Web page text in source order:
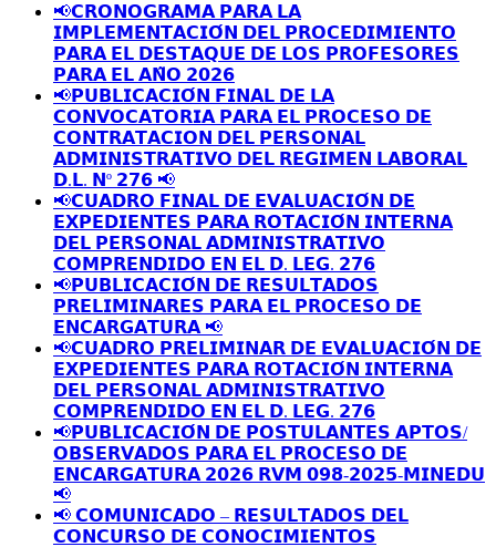
📢𝗖𝗥𝗢𝗡𝗢𝗚𝗥𝗔𝗠𝗔 𝗣𝗔𝗥𝗔 𝗟𝗔
𝗜𝗠𝗣𝗟𝗘𝗠𝗘𝗡𝗧𝗔𝗖𝗜𝗢́𝗡 𝗗𝗘𝗟 𝗣𝗥𝗢𝗖𝗘𝗗𝗜𝗠𝗜𝗘𝗡𝗧𝗢
𝗣𝗔𝗥𝗔 𝗘𝗟 𝗗𝗘𝗦𝗧𝗔𝗤𝗨𝗘 𝗗𝗘 𝗟𝗢𝗦 𝗣𝗥𝗢𝗙𝗘𝗦𝗢𝗥𝗘𝗦
𝗣𝗔𝗥𝗔 𝗘𝗟 𝗔𝗡̃𝗢 𝟮𝟬𝟮𝟲
📢𝗣𝗨𝗕𝗟𝗜𝗖𝗔𝗖𝗜𝗢́𝗡 𝗙𝗜𝗡𝗔𝗟 𝗗𝗘 𝗟𝗔
𝗖𝗢𝗡𝗩𝗢𝗖𝗔𝗧𝗢𝗥𝗜𝗔 𝗣𝗔𝗥𝗔 𝗘𝗟 𝗣𝗥𝗢𝗖𝗘𝗦𝗢 𝗗𝗘
𝗖𝗢𝗡𝗧𝗥𝗔𝗧𝗔𝗖𝗜𝗢𝗡 𝗗𝗘𝗟 𝗣𝗘𝗥𝗦𝗢𝗡𝗔𝗟
𝗔𝗗𝗠𝗜𝗡𝗜𝗦𝗧𝗥𝗔𝗧𝗜𝗩𝗢 𝗗𝗘𝗟 𝗥𝗘𝗚𝗜𝗠𝗘𝗡 𝗟𝗔𝗕𝗢𝗥𝗔𝗟
𝗗.𝗟. 𝗡º 𝟮𝟳𝟲 📢
📢𝗖𝗨𝗔𝗗𝗥𝗢 𝗙𝗜𝗡𝗔𝗟 𝗗𝗘 𝗘𝗩𝗔𝗟𝗨𝗔𝗖𝗜𝗢́𝗡 𝗗𝗘
𝗘𝗫𝗣𝗘𝗗𝗜𝗘𝗡𝗧𝗘𝗦 𝗣𝗔𝗥𝗔 𝗥𝗢𝗧𝗔𝗖𝗜𝗢́𝗡 𝗜𝗡𝗧𝗘𝗥𝗡𝗔
𝗗𝗘𝗟 𝗣𝗘𝗥𝗦𝗢𝗡𝗔𝗟 𝗔𝗗𝗠𝗜𝗡𝗜𝗦𝗧𝗥𝗔𝗧𝗜𝗩𝗢
𝗖𝗢𝗠𝗣𝗥𝗘𝗡𝗗𝗜𝗗𝗢 𝗘𝗡 𝗘𝗟 𝗗. 𝗟𝗘𝗚. 𝟮𝟳𝟲
📢𝗣𝗨𝗕𝗟𝗜𝗖𝗔𝗖𝗜𝗢́𝗡 𝗗𝗘 𝗥𝗘𝗦𝗨𝗟𝗧𝗔𝗗𝗢𝗦
𝗣𝗥𝗘𝗟𝗜𝗠𝗜𝗡𝗔𝗥𝗘𝗦 𝗣𝗔𝗥𝗔 𝗘𝗟 𝗣𝗥𝗢𝗖𝗘𝗦𝗢 𝗗𝗘
𝗘𝗡𝗖𝗔𝗥𝗚𝗔𝗧𝗨𝗥𝗔 📢
📢𝗖𝗨𝗔𝗗𝗥𝗢 𝗣𝗥𝗘𝗟𝗜𝗠𝗜𝗡𝗔𝗥 𝗗𝗘 𝗘𝗩𝗔𝗟𝗨𝗔𝗖𝗜𝗢́𝗡 𝗗𝗘
𝗘𝗫𝗣𝗘𝗗𝗜𝗘𝗡𝗧𝗘𝗦 𝗣𝗔𝗥𝗔 𝗥𝗢𝗧𝗔𝗖𝗜𝗢́𝗡 𝗜𝗡𝗧𝗘𝗥𝗡𝗔
𝗗𝗘𝗟 𝗣𝗘𝗥𝗦𝗢𝗡𝗔𝗟 𝗔𝗗𝗠𝗜𝗡𝗜𝗦𝗧𝗥𝗔𝗧𝗜𝗩𝗢
𝗖𝗢𝗠𝗣𝗥𝗘𝗡𝗗𝗜𝗗𝗢 𝗘𝗡 𝗘𝗟 𝗗. 𝗟𝗘𝗚. 𝟮𝟳𝟲
📢𝗣𝗨𝗕𝗟𝗜𝗖𝗔𝗖𝗜𝗢́𝗡 𝗗𝗘 𝗣𝗢𝗦𝗧𝗨𝗟𝗔𝗡𝗧𝗘𝗦 𝗔𝗣𝗧𝗢𝗦/
𝗢𝗕𝗦𝗘𝗥𝗩𝗔𝗗𝗢𝗦 𝗣𝗔𝗥𝗔 𝗘𝗟 𝗣𝗥𝗢𝗖𝗘𝗦𝗢 𝗗𝗘
𝗘𝗡𝗖𝗔𝗥𝗚𝗔𝗧𝗨𝗥𝗔 𝟮𝟬𝟮𝟲 𝗥𝗩𝗠 𝟬𝟵𝟴-𝟮𝟬𝟮𝟱-𝗠𝗜𝗡𝗘𝗗𝗨
📢
📢 𝗖𝗢𝗠𝗨𝗡𝗜𝗖𝗔𝗗𝗢 – 𝗥𝗘𝗦𝗨𝗟𝗧𝗔𝗗𝗢𝗦 𝗗𝗘𝗟
𝗖𝗢𝗡𝗖𝗨𝗥𝗦𝗢 𝗗𝗘 𝗖𝗢𝗡𝗢𝗖𝗜𝗠𝗜𝗘𝗡𝗧𝗢𝗦